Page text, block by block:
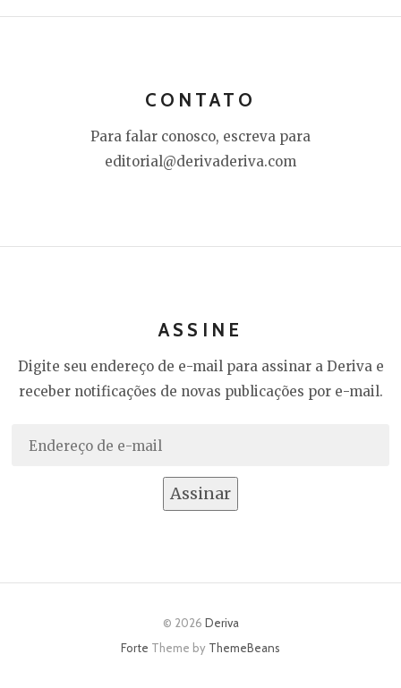
CONTATO
Para falar conosco, escreva para
editorial@derivaderiva.com
ASSINE
Digite seu endereço de e-mail para assinar a Deriva e
receber notificações de novas publicações por e-mail.
Endereço
Assinar
© 2026 Deriva
Forte Theme by ThemeBeans